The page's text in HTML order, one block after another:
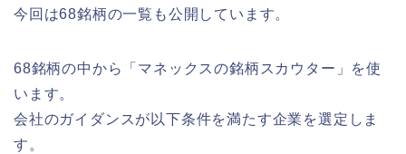
今回は68銘柄の一覧も公開しています。
68銘柄の中から「マネックスの銘柄スカウター」を使
います。
会社のガイダンスが以下条件を満たす企業を選定しま
す。